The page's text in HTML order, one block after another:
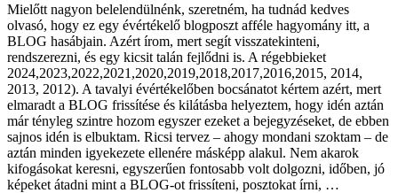
Mielőtt nagyon belelendülnénk, szeretném, ha tudnád kedves
olvasó, hogy ez egy évértékelő blogposzt afféle hagyomány itt, a
BLOG hasábjain. Azért írom, mert segít visszatekinteni,
rendszerezni, és egy kicsit talán fejlődni is. A régebbieket
2024,2023,2022,2021,2020,2019,2018,2017,2016,2015, 2014,
2013, 2012). A tavalyi évértékelőben bocsánatot kértem azért, mert
elmaradt a BLOG frissítése és kilátásba helyeztem, hogy idén aztán
már tényleg szintre hozom egyszer ezeket a bejegyzéseket, de ebben
sajnos idén is elbuktam. Ricsi tervez – ahogy mondani szoktam – de
aztán minden igyekezete ellenére másképp alakul. Nem akarok
kifogásokat keresni, egyszerűen fontosabb volt dolgozni, időben, jó
képeket átadni mint a BLOG-ot frissíteni, posztokat írni, …